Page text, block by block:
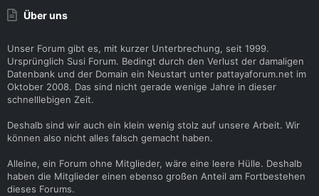
Über uns
Unser Forum gibt es, mit kurzer Unterbrechung, seit 1999.
Ursprünglich Susi Forum. Bedingt durch den Verlust der damaligen
Datenbank und der Domain ein Neustart unter pattayaforum.net im
Oktober 2008. Das sind nicht gerade wenige Jahre in dieser
schnelllebigen Zeit.
Deshalb sind wir auch ein klein wenig stolz auf unsere Arbeit. Wir
können also nicht alles falsch gemacht haben.
Alleine, ein Forum ohne Mitglieder, wäre eine leere Hülle. Deshalb
haben die Mitglieder einen ebenso großen Anteil am Fortbestehen
dieses Forums.